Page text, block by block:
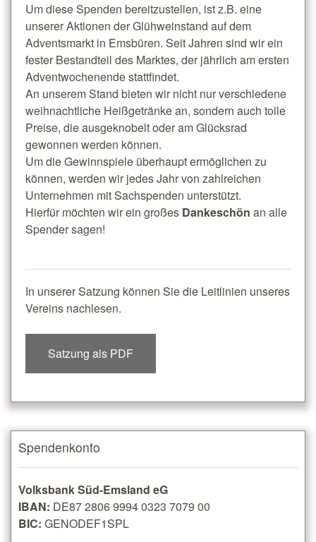
Um diese Spenden bereitzustellen, ist z.B. eine
unserer Aktionen der Glühweinstand auf dem
Adventsmarkt in Emsbüren. Seit Jahren sind wir ein
fester Bestandteil des Marktes, der jährlich am ersten
Adventwochenende stattfindet.
An unserem Stand bieten wir nicht nur verschiedene
weihnachtliche Heißgetränke an, sondern auch tolle
Preise, die ausgeknobelt oder am Glücksrad
gewonnen werden können.
Um die Gewinnspiele überhaupt ermöglichen zu
können, werden wir jedes Jahr von zahlreichen
Unternehmen mit Sachspenden unterstützt.
Hierfür möchten wir ein großes Dankeschön an alle
Spender sagen!
In unserer Satzung können Sie die Leitlinien unseres
Vereins nachlesen.
Satzung als PDF
Spendenkonto
Volksbank Süd-Emsland eG
IBAN: DE87 2806 9994 0323 7079 00
BIC: GENODEF1SPL